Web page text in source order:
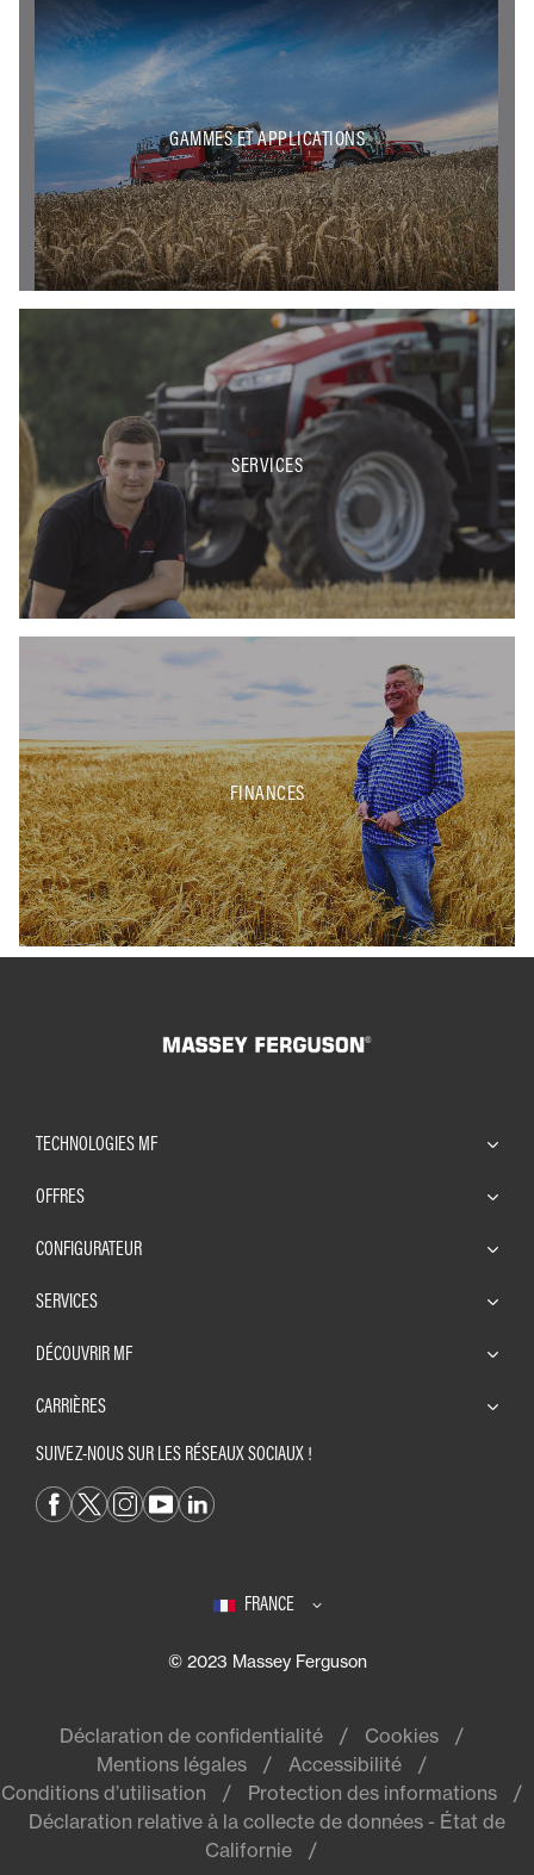
GAMMES ET APPLICATIONS
SERVICES
FINANCES
TECHNOLOGIES MF
OFFRES
CONFIGURATEUR
SERVICES
DÉCOUVRIR MF
CARRIÈRES
SUIVEZ-NOUS SUR LES RÉSEAUX SOCIAUX !
FRANCE
© 2023 Massey Ferguson
Déclaration de confidentialité
Cookies
Mentions légales
Accessibilité
Conditions d’utilisation
Protection des informations
Déclaration relative à la collecte de données - État de
Californie